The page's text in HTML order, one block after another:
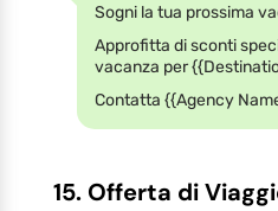
Sogni la tua prossima
Approfitta di sconti
vacanza per
Contatta {{Agency
15. Offerta di